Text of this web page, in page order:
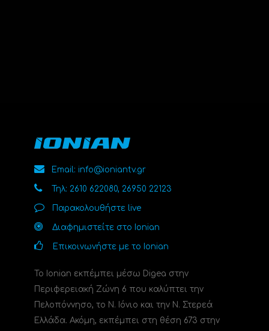
Email: info@ioniantv.gr
Τηλ: 2610 622080, 26950 22123
Παρακολουθήστε live
Διαφημιστείτε στο Ionian
Επικοινωνήστε με το Ionian
Το Ionian εκπέμπει μέσω Digea στην
Περιφερειακή Ζώνη 6 που καλύπτει την
Πελοπόννησο, το N. Ιόνιο και την Ν. Στερεά
Ελλάδα. Ακόμη, εκπέμπει στη θέση 673 στην